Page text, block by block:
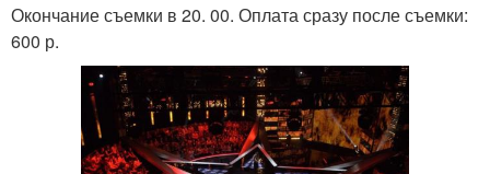
Окончание съемки в 20. 00. Оплата сразу после съемки:
600 р.